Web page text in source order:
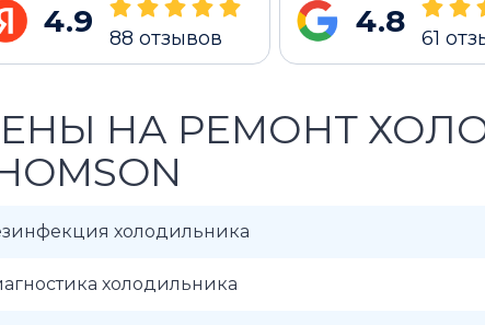
4.9 88 отзывов 4.8 61
НА РЕМОНТ
холодильника
холодильника